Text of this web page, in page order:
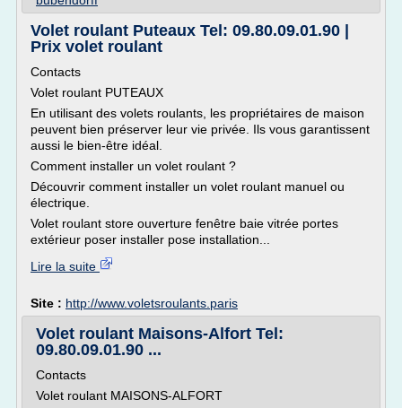
Volet roulant Puteaux Tel: 09.80.09.01.90 |
Prix volet roulant
Contacts
Volet roulant PUTEAUX
En utilisant des volets roulants, les propriétaires de maison
peuvent bien préserver leur vie privée. Ils vous garantissent
aussi le bien-être idéal.
Comment installer un volet roulant ?
Découvrir comment installer un volet roulant manuel ou
électrique.
Volet roulant store ouverture fenêtre baie vitrée portes
extérieur poser installer pose installation...
Lire la suite
Site : http://www.voletsroulants.paris
Volet roulant Maisons-Alfort Tel:
09.80.09.01.90 ...
Contacts
Volet roulant MAISONS-ALFORT